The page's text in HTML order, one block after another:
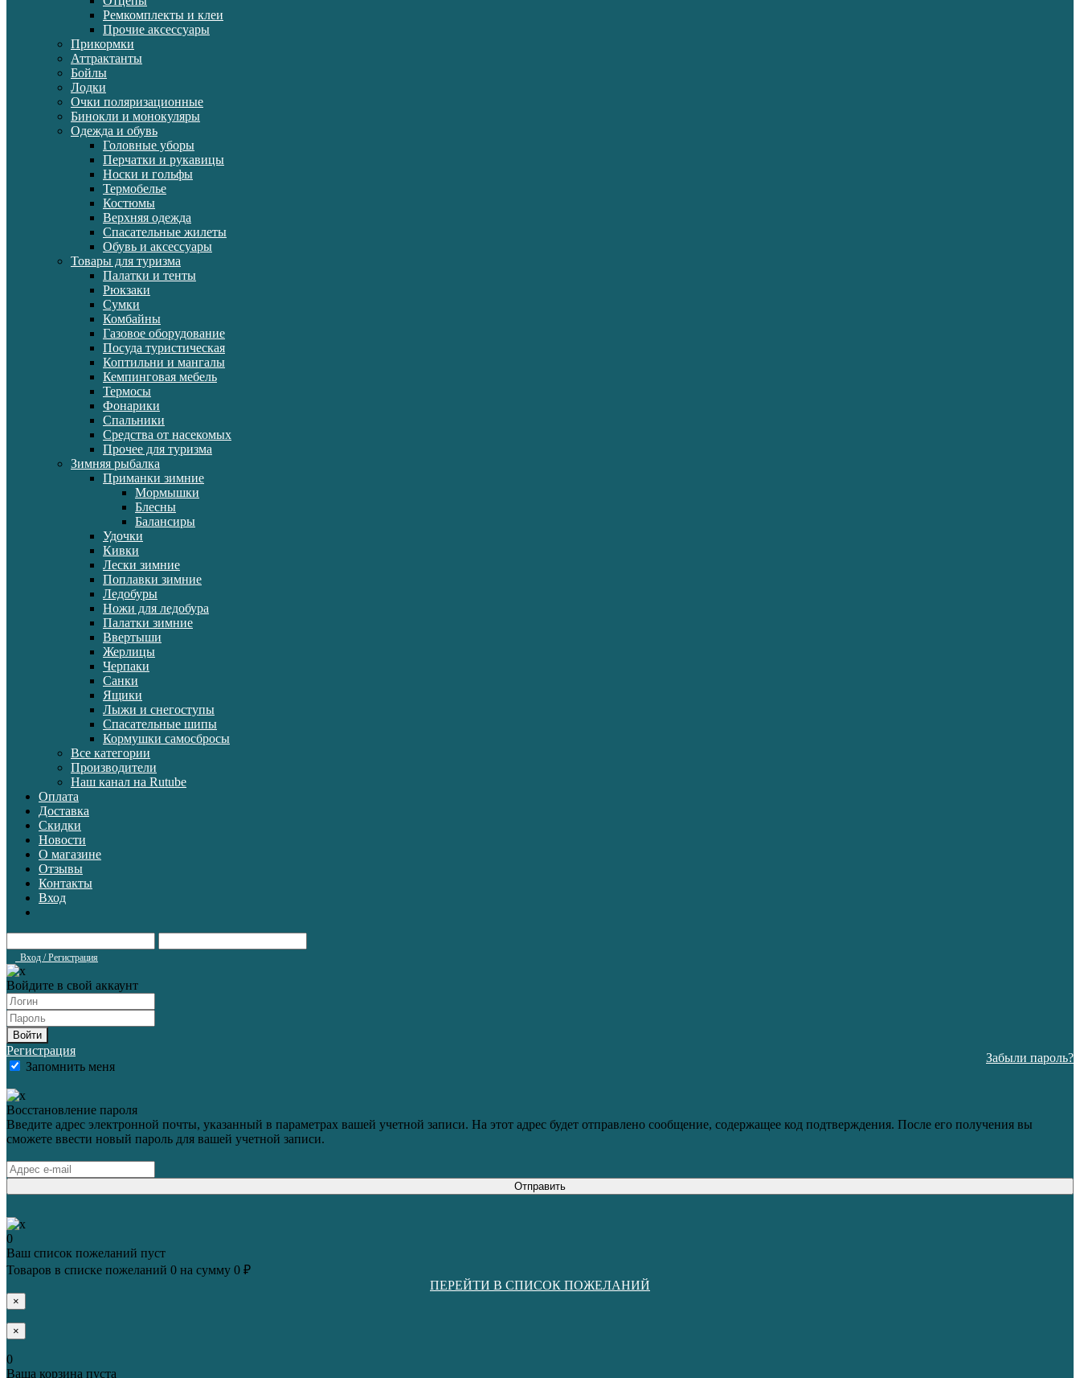
Ремкомплекты и клеи
Прочие аксессуары
Прикормки
Аттрактанты
Бойлы
Лодки
Очки поляризационные
Бинокли и монокуляры
Одежда и обувь
Головные уборы
Перчатки и рукавицы
Носки и гольфы
Термобелье
Костюмы
Верхняя одежда
Спасательные жилеты
Обувь и аксессуары
Товары для туризма
Палатки и тенты
Рюкзаки
Сумки
Комбайны
Газовое оборудование
Посуда туристическая
Коптильни и мангалы
Кемпинговая мебель
Термосы
Фонарики
Спальники
Средства от насекомых
Прочее для туризма
Зимняя рыбалка
Приманки зимние
Мормышки
Блесны
Балансиры
Удочки
Кивки
Лески зимние
Поплавки зимние
Ледобуры
Ножи для ледобура
Палатки зимние
Ввертыши
Жерлицы
Черпаки
Санки
Ящики
Лыжи и снегоступы
Спасательные шипы
Кормушки самосбросы
Все категории
Производители
Наш канал на Rutube
Оплата
Доставка
Скидки
Новости
О магазине
Отзывы
Контакты
Вход
Вход / Регистрация
Войдите в свой аккаунт
Войти
Регистрация
Запомнить меня
Забыли пароль?
Восстановление пароля
Введите адрес электронной почты, указанный в параметрах вашей учетной записи. На этот адрес будет отправлено сообщение, содержащее код подтверждения. После его получения вы
сможете ввести новый пароль для вашей учетной записи.
Отправить
0
Ваш список пожеланий пуст
Товаров в списке пожеланий 0 на сумму 0 ₽
ПЕРЕЙТИ В СПИСОК ПОЖЕЛАНИЙ
×
×
0
Ваша корзина пуста